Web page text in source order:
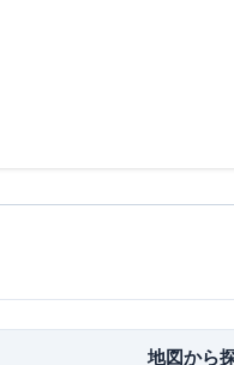
地図から